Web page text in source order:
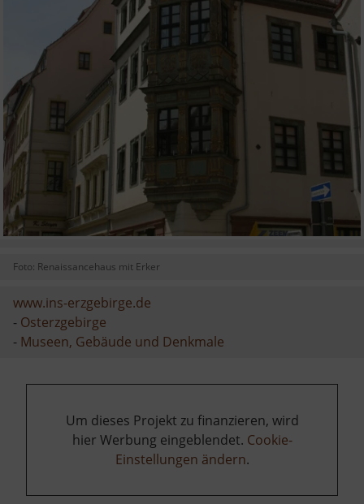
Foto: Renaissancehaus mit Erker
www.ins-erzgebirge.de
- Osterzgebirge
- Museen, Gebäude und Denkmale
Um dieses Projekt zu finanzieren, wird
hier Werbung eingeblendet. Cookie-
Einstellungen ändern.